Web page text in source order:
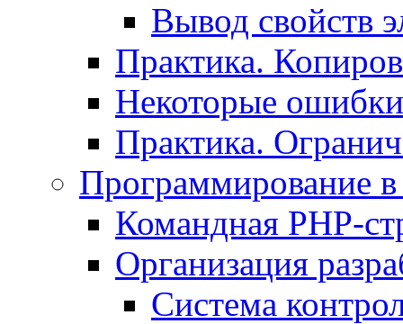
Вывод свойств
Практика.
Некоторые
Практика.
Программирование
Командная PHP-
Организация
Система